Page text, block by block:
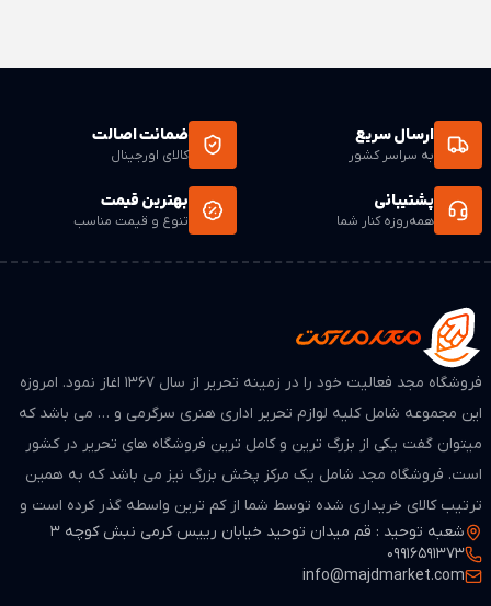
ارسال سریع
به سراسر کشور
ضمانت اصالت
کالای اورجینال
پشتیبانی
همه‌روزه کنار شما
بهترین قیمت
تنوع و قیمت مناسب
فروشگاه مجد فعالیت خود را در زمینه تحریر از سال ۱۳۶۷ اغاز نمود. امروزه
این مجموعه شامل کلیه لوازم تحریر اداری هنری سرگرمی و … می باشد که
میتوان گفت یکی از بزرگ ترین و کامل ترین فروشگاه های تحریر در کشور
است. فروشگاه مجد شامل یک مرکز پخش بزرگ نیز می باشد که به همین
ترتیب کالای خریداری شده توسط شما از کم ترین واسطه گذر کرده است و
از لحاظ قیمت بسیار مطمن و مناسب می باشد.
شعبه توحید : قم میدان توحید خیابان رییس کرمی نبش کوچه 3
09916591373
info@majdmarket.com